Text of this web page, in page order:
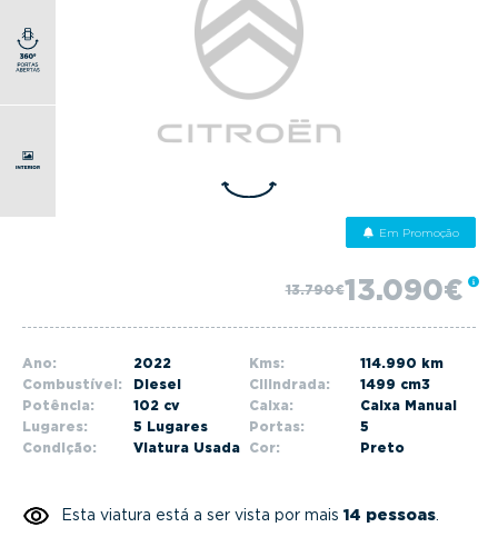
Em Promoção
13.790€13.090€
Ano: 2022 Kms:
114.990 km
Combustível:
Diesel Cilindrada:
1499 cm3
Potência:
102 cv Caixa:
Caixa Manual
Lugares:
5 Lugares Portas:
5
Condição:
Viatura Usada Cor: Preto
Esta viatura está a ser vista por mais 14 pessoas